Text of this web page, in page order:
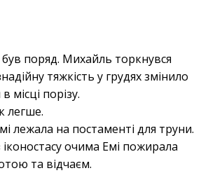
поряд. Михайль торкнувся
тяжкість у грудях змінило
місці порізу.
легше.
лежала на постаменті для труни.
іконостасу очима Емі пожирала
та відчаєм.